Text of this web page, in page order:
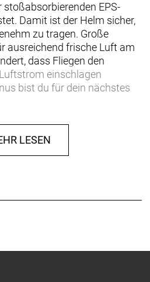
EPS-
Damit ist der Helm sicher,
zu tragen. Große
ausreichend frische Luft am
dass Fliegen den
einschlagen
bist du für dein nächstes
LESEN